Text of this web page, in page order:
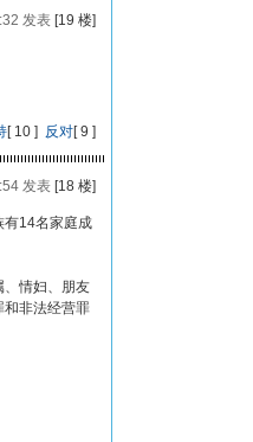
发表[19 楼]
[10 ] 反对[9 ]
发表[18 楼]
有14名家庭成
、情妇、朋友
和非法经营罪